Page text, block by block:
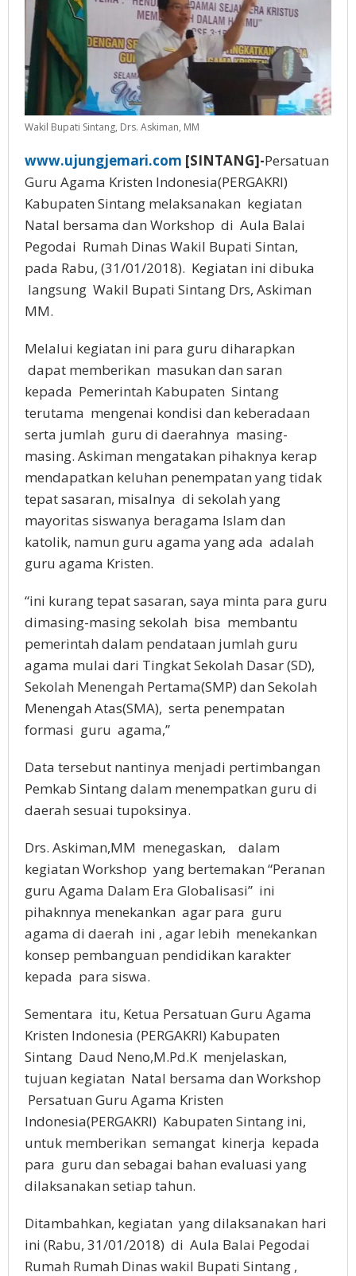
Wakil Bupati Sintang, Drs. Askiman, MM
www.ujungjemari.com [SINTANG]-Persatuan
Guru Agama Kristen Indonesia(PERGAKRI)
Kabupaten Sintang melaksanakan kegiatan
Natal bersama dan Workshop di Aula Balai
Pegodai Rumah Dinas Wakil Bupati Sintan,
pada Rabu, (31/01/2018). Kegiatan ini dibuka
langsung Wakil Bupati Sintang Drs, Askiman
MM.
Melalui kegiatan ini para guru diharapkan
dapat memberikan masukan dan saran
kepada Pemerintah Kabupaten Sintang
terutama mengenai kondisi dan keberadaan
serta jumlah guru di daerahnya masing-
masing. Askiman mengatakan pihaknya kerap
mendapatkan keluhan penempatan yang tidak
tepat sasaran, misalnya di sekolah yang
mayoritas siswanya beragama Islam dan
katolik, namun guru agama yang ada adalah
guru agama Kristen.
“ini kurang tepat sasaran, saya minta para guru
dimasing-masing sekolah bisa membantu
pemerintah dalam pendataan jumlah guru
agama mulai dari Tingkat Sekolah Dasar (SD),
Sekolah Menengah Pertama(SMP) dan Sekolah
Menengah Atas(SMA), serta penempatan
formasi guru agama,”
Data tersebut nantinya menjadi pertimbangan
Pemkab Sintang dalam menempatkan guru di
daerah sesuai tupoksinya.
Drs. Askiman,MM menegaskan, dalam
kegiatan Workshop yang bertemakan “Peranan
guru Agama Dalam Era Globalisasi” ini
pihaknnya menekankan agar para guru
agama di daerah ini , agar lebih menekankan
konsep pembanguan pendidikan karakter
kepada para siswa.
Sementara itu, Ketua Persatuan Guru Agama
Kristen Indonesia (PERGAKRI) Kabupaten
Sintang Daud Neno,M.Pd.K menjelaskan,
tujuan kegiatan Natal bersama dan Workshop
Persatuan Guru Agama Kristen
Indonesia(PERGAKRI) Kabupaten Sintang ini,
untuk memberikan semangat kinerja kepada
para guru dan sebagai bahan evaluasi yang
dilaksanakan setiap tahun.
Ditambahkan, kegiatan yang dilaksanakan hari
ini (Rabu, 31/01/2018) di Aula Balai Pegodai
Rumah Rumah Dinas wakil Bupati Sintang ,